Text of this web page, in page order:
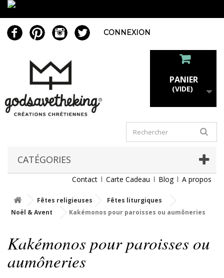
CONNEXION
PANIER
(VIDE)
CATÉGORIES
Contact Carte Cadeau Blog A propos
Fêtes religieuses
Fêtes liturgiques
Noël & Avent
Kakémonos pour paroisses ou aumôneries
Kakémonos pour paroisses ou
aumôneries